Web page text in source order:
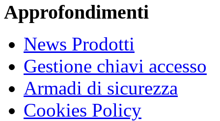
Approfondimenti
News Prodotti
Gestione chiavi accesso
Armadi di sicurezza
Cookies Policy